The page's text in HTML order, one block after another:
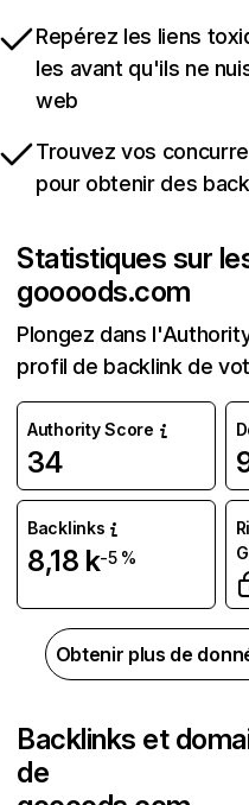
Repérez les liens
les avant qu'ils ne
web
Trouvez vos
pour obtenir des
Statistiques sur
goooods.com
Plongez dans
profil de backlink de
Authority Score
34
Backlinks
8,18 k-5 %
Obtenir plus de
Backlinks et
de